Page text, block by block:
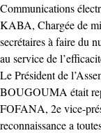
Communications
KABA, Chargée de
secrétaires à faire du
au service de
Le Président de
BOUGOUMA était
FOFANA, 2e vice-
reconnaissance a